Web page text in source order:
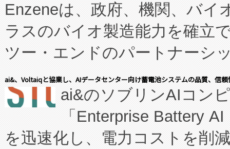
Enzeneは、政府、機関、バイ
ラスのバイオ製造能力を確立
ツー・エンドのパートナーシ
表しました。 同社の実績ある
manufacturing™ (FCCM™) プ
たNeXは、バイオ医薬品製造
従来のフェッドバッチ施設の
ai&、Voltaiqと協業し、AIデータセンター向け蓄電池システムの品質、信
ai&のソブリンAIコン
「Enterprise Battery
を迅速化し、電力コストを削